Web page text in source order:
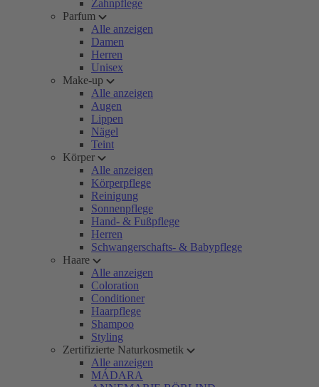
Zahnpflege
Parfum
Alle anzeigen
Damen
Herren
Unisex
Make-up
Alle anzeigen
Augen
Lippen
Nägel
Teint
Körper
Alle anzeigen
Körperpflege
Reinigung
Sonnenpflege
Hand- & Fußpflege
Herren
Schwangerschafts- & Babypflege
Haare
Alle anzeigen
Coloration
Conditioner
Haarpflege
Shampoo
Styling
Zertifizierte Naturkosmetik
Alle anzeigen
MÁDARA